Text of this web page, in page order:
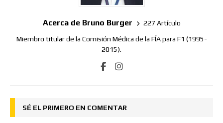
Acerca de Bruno Burger 227 Artículo
Miembro titular de la Comisión Médica de la FÍA para F1 (1995-
2015).
SÉ EL PRIMERO EN COMENTAR